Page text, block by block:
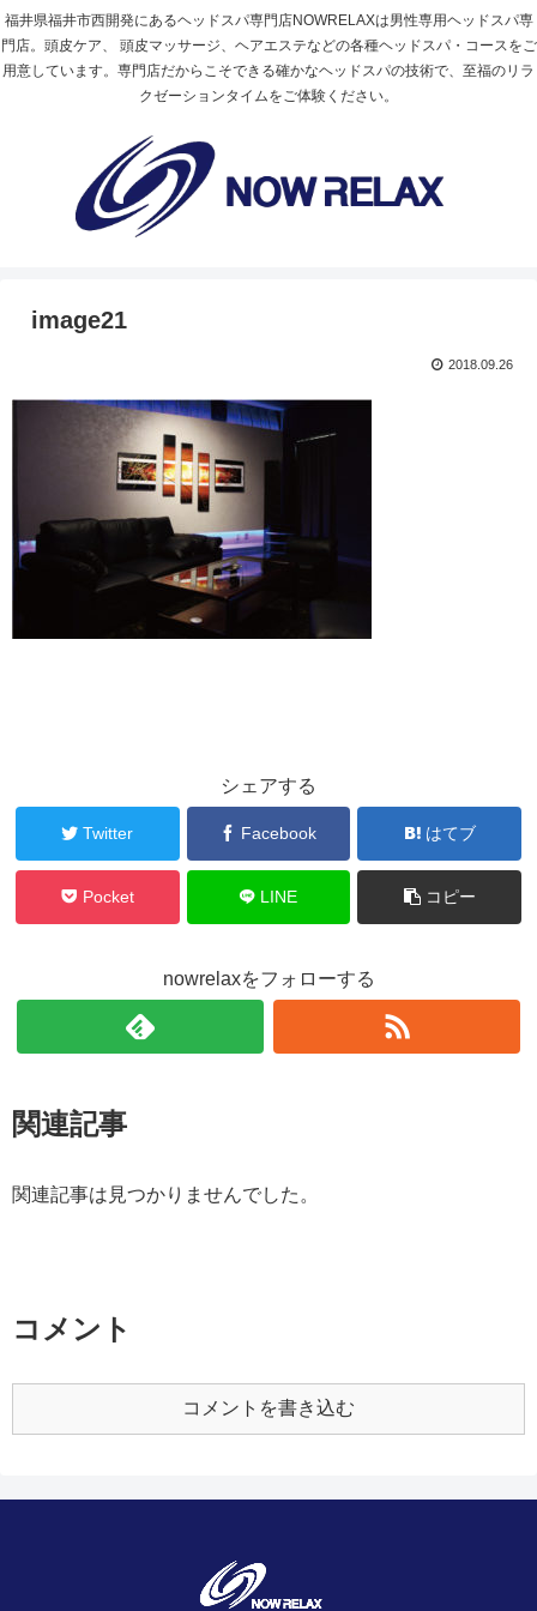
福井県福井市西開発にあるヘッドスパ専門店NOWRELAXは男性専用ヘッドスパ専
門店。頭皮ケア、 頭皮マッサージ、ヘアエステなどの各種ヘッドスパ・コースをご
用意しています。専門店だからこそできる確かなヘッドスパの技術で、至福のリラ
クゼーションタイムをご体験ください。
image21
2018.09.26
シェアする
Twitter Facebook はてブ
Pocket LINE コピー
nowrelaxをフォローする
関連記事
関連記事は見つかりませんでした。
コメント
コメントを書き込む